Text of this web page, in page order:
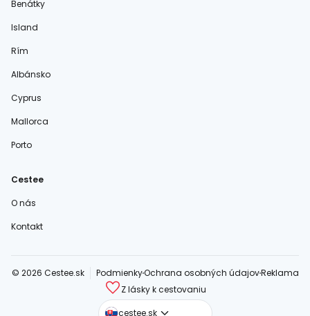
Benátky
Island
Rím
Albánsko
Cyprus
Mallorca
Porto
Cestee
O nás
Kontakt
© 2026 Cestee.sk PodmienkyOchrana osobných údajovReklama
Z lásky k cestovaniu
cestee.sk
cestee.com